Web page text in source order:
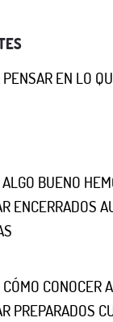
PENSAR EN LO
ALGO BUENO
ENCERRADOS
CÓMO CONOCER
PREPARADOS